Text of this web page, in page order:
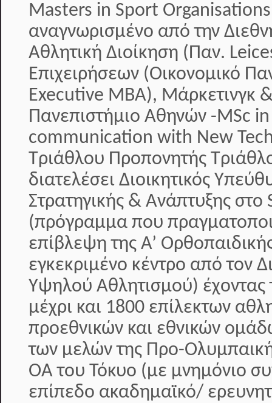
Masters in Sport
αναγνωρισμένο από την
Αθλητική Διοίκηση (Παν.
Επιχειρήσεων (Οικονομικό
Executive MBA), Μάρκετινγκ
Πανεπιστήμιο Αθηνών -MSc
communication with New
Τριάθλου Προπονητής
διατελέσει Διοικητικός
Στρατηγικής & Ανάπτυξης
(πρόγραμμα που
επίβλεψη της Α’
εγκεκριμένο κέντρο από τον
Υψηλού Αθλητισμού) έχοντας
μέχρι και 1800 επίλεκτων
προεθνικών και εθνικών
των μελών της Προ-
ΟΑ του Τόκυο (με μνημόνιο
επίπεδο ακαδημαϊκό/